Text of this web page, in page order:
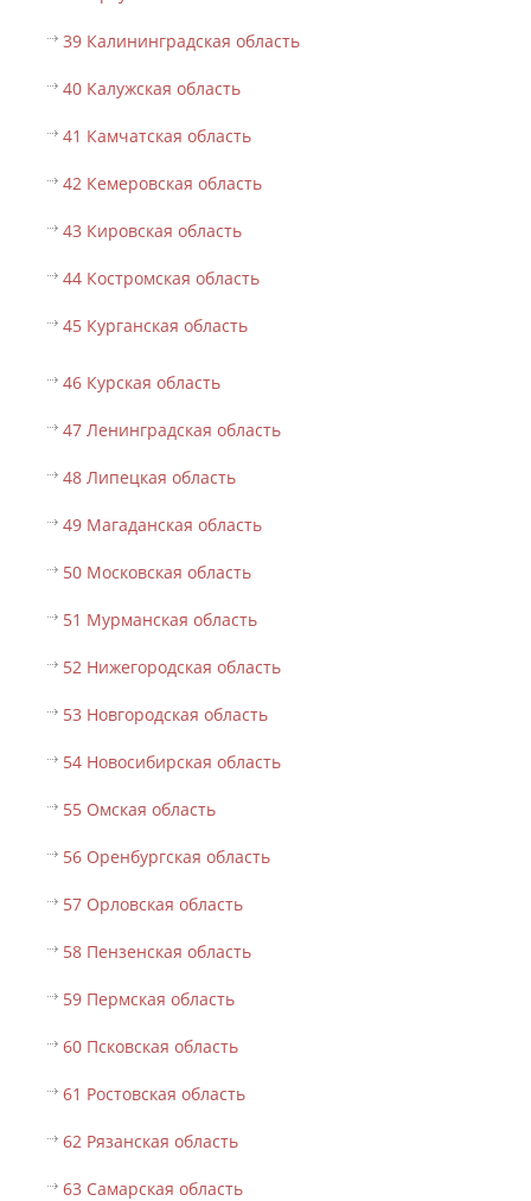
39 Калининградская область
40 Калужская область
41 Камчатская область
42 Кемеровская область
43 Кировская область
44 Костромская область
45 Курганская область
46 Курская область
47 Ленинградская область
48 Липецкая область
49 Магаданская область
50 Московская область
51 Мурманская область
52 Нижегородская область
53 Новгородская область
54 Новосибирская область
55 Омская область
56 Оренбургская область
57 Орловская область
58 Пензенская область
59 Пермская область
60 Псковская область
61 Ростовская область
62 Рязанская область
63 Самарская область